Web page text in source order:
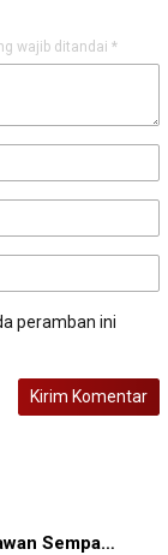
wajib ditandai *
peramban ini
Sempa…